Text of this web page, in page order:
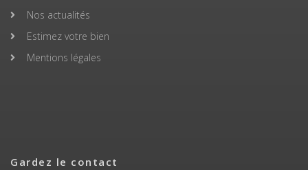
Nos actualités
Estimez votre bien
Mentions légales
Gardez le contact